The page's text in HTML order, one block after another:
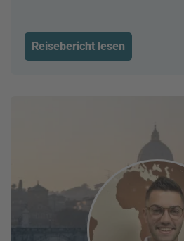
Reisebericht lesen